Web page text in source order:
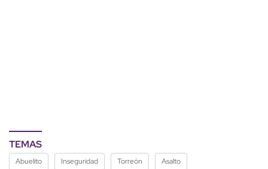
TEMAS
Abuelito Inseguridad Torreón Asalto